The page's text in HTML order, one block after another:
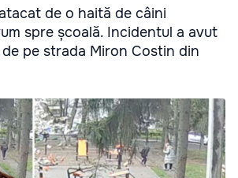
de o haită de câini
spre școală. Incidentul a avut
pe strada Miron Costin din